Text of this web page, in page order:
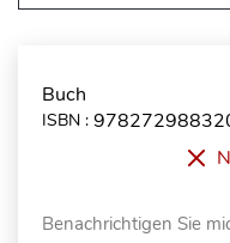
Buch
ISBN :
Benachrichtigen Sie